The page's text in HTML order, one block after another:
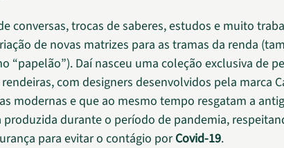
conversas, trocas de saberes, estudos e muito
de novas matrizes para as tramas da renda
“papelão”). Daí nasceu uma coleção exclusiva de
com designers desenvolvidos pela marca
modernas e que ao mesmo tempo resgatam a
durante o período de pandemia,
para evitar o contágio porCovid-19.